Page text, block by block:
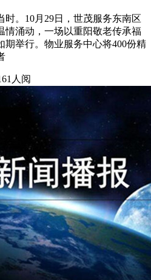
时。10月29日，世茂服务东南区
情涌动，一场以重阳敬老传承福
期举行。物业服务中心将400份精
人阅